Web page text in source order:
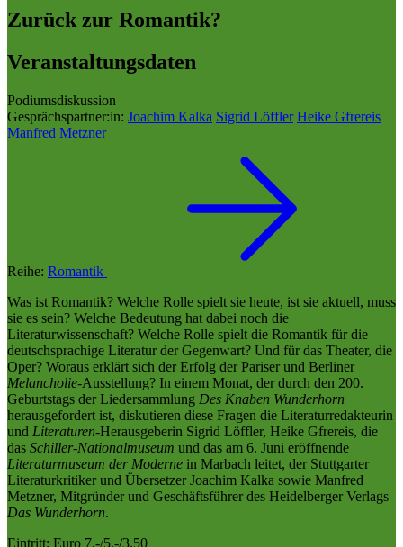
Zurück zur Romantik?
Veranstaltungsdaten
Podiumsdiskussion
Gesprächspartner:in: Joachim Kalka Sigrid Löffler Heike Gfrereis
Manfred Metzner
Reihe: Romantik
Was ist Romantik? Welche Rolle spielt sie heute, ist sie aktuell, muss
sie es sein? Welche Bedeutung hat dabei noch die
Literaturwissenschaft? Welche Rolle spielt die Romantik für die
deutschsprachige Literatur der Gegenwart? Und für das Theater, die
Oper? Woraus erklärt sich der Erfolg der Pariser und Berliner
Melancholie-Ausstellung? In einem Monat, der durch den 200.
Geburtstags der Liedersammlung Des Knaben Wunderhorn
herausgefordert ist, diskutieren diese Fragen die Literaturredakteurin
und Literaturen-Herausgeberin Sigrid Löffler, Heike Gfrereis, die
das Schiller-Nationalmuseum und das am 6. Juni eröffnende
Literaturmuseum der Moderne in Marbach leitet, der Stuttgarter
Literaturkritiker und Übersetzer Joachim Kalka sowie Manfred
Metzner, Mitgründer und Geschäftsführer des Heidelberger Verlags
Das Wunderhorn.
Eintritt: Euro 7,-/5,-/3,50